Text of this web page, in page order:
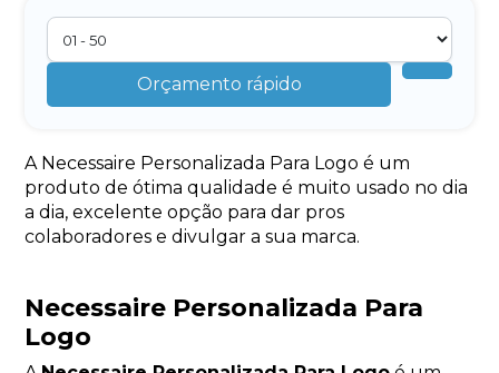
Orçamento rápido
A Necessaire Personalizada Para Logo é um
produto de ótima qualidade é muito usado no dia
a dia, excelente opção para dar pros
colaboradores e divulgar a sua marca.
Necessaire Personalizada Para
Logo